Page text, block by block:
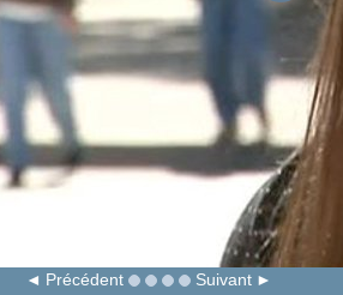
Précédent Suivant